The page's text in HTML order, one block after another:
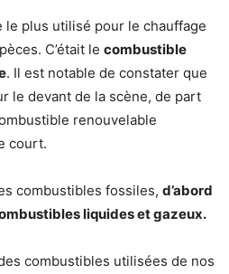
le plus utilisé pour le chauffage
C’était le combustible
. Il est notable de constater que
le devant de la scène, de part
renouvelable
court.
combustibles fossiles, d’abord
liquides et gazeux.
combustibles utilisées de nos